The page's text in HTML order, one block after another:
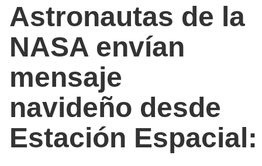
Astronautas de la
NASA envían
mensaje
navideño desde
Estación Espacial: